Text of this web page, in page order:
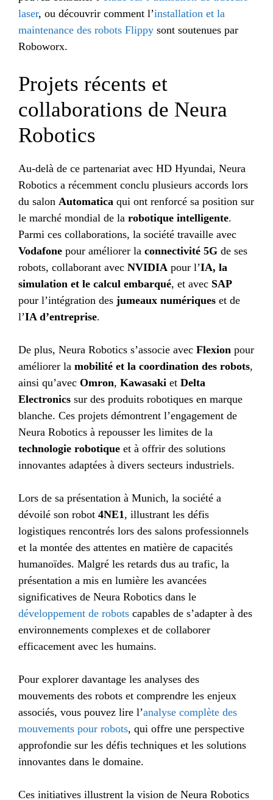
laser, ou découvrir comment l’installation et la
maintenance des robots Flippy sont soutenues par
Roboworx.
Projets récents et
collaborations de Neura
Robotics
Au-delà de ce partenariat avec HD Hyundai, Neura
Robotics a récemment conclu plusieurs accords lors
du salon Automatica qui ont renforcé sa position sur
le marché mondial de la robotique intelligente.
Parmi ces collaborations, la société travaille avec
Vodafone pour améliorer la connectivité 5G de ses
robots, collaborant avec NVIDIA pour l’IA, la
simulation et le calcul embarqué, et avec SAP
pour l’intégration des jumeaux numériques et de
l’IA d’entreprise.
De plus, Neura Robotics s’associe avec Flexion pour
améliorer la mobilité et la coordination des robots,
ainsi qu’avec Omron, Kawasaki et Delta
Electronics sur des produits robotiques en marque
blanche. Ces projets démontrent l’engagement de
Neura Robotics à repousser les limites de la
technologie robotique et à offrir des solutions
innovantes adaptées à divers secteurs industriels.
Lors de sa présentation à Munich, la société a
dévoilé son robot 4NE1, illustrant les défis
logistiques rencontrés lors des salons professionnels
et la montée des attentes en matière de capacités
humanoïdes. Malgré les retards dus au trafic, la
présentation a mis en lumière les avancées
significatives de Neura Robotics dans le
développement de robots capables de s’adapter à des
environnements complexes et de collaborer
efficacement avec les humains.
Pour explorer davantage les analyses des
mouvements des robots et comprendre les enjeux
associés, vous pouvez lire l’analyse complète des
mouvements pour robots, qui offre une perspective
approfondie sur les défis techniques et les solutions
innovantes dans le domaine.
Ces initiatives illustrent la vision de Neura Robotics